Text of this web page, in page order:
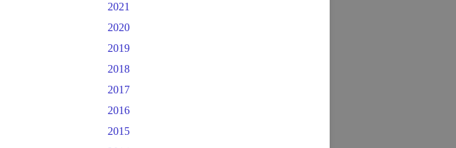
2021
2020
2019
2018
2017
2016
2015